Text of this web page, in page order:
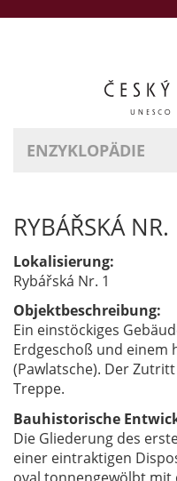
ENZYKLOPÄDIE
RYBÁŘSKÁ NR.
Lokalisierung:
Rybářská Nr. 1
Objektbeschreibung:
Ein einstöckiges
Erdgeschoß und einem
(Pawlatsche). Der
Treppe.
Bauhistorische
Die Gliederung des
einer eintraktigen
oval tonnengewölbt mit